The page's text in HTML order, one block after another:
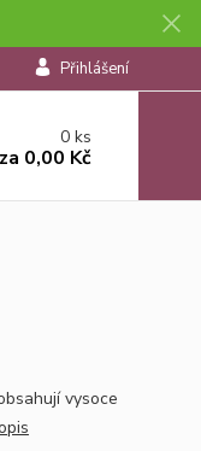
Přihlášení
0ks
za 0,00 Kč
vysoce